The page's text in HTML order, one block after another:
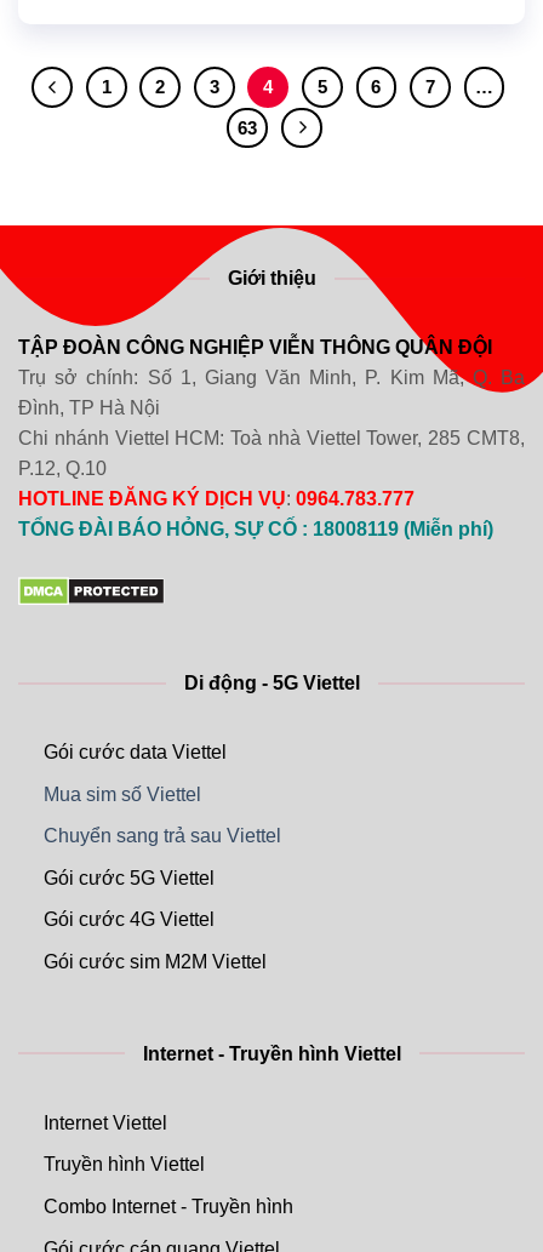
1 2 3 4 5 6 7
…
63
Giới thiệu
TẬP ĐOÀN CÔNG NGHIỆP VIỄN THÔNG QUÂN ĐỘI
Trụ sở chính: Số 1, Giang Văn Minh, P. Kim Mã, Q. Ba
Đình, TP Hà Nội
Chi nhánh Viettel HCM: Toà nhà Viettel Tower, 285 CMT8,
P.12, Q.10
HOTLINE ĐĂNG KÝ DỊCH VỤ: 0964.783.777
TỔNG ĐÀI BÁO HỎNG, SỰ CỐ : 18008119 (Miễn phí)
Di động - 5G Viettel
Gói cước data Viettel
Mua sim số Viettel
Chuyển sang trả sau Viettel
Gói cước 5G Viettel
Gói cước 4G Viettel
Gói cước sim M2M Viettel
Internet - Truyền hình Viettel
Internet Viettel
Truyền hình Viettel
Combo Internet - Truyền hình